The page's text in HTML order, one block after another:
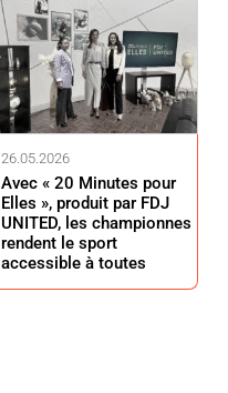
26.05.2026
Avec « 20 Minutes pour
Elles », produit par FDJ
UNITED, les championnes
rendent le sport
accessible à toutes